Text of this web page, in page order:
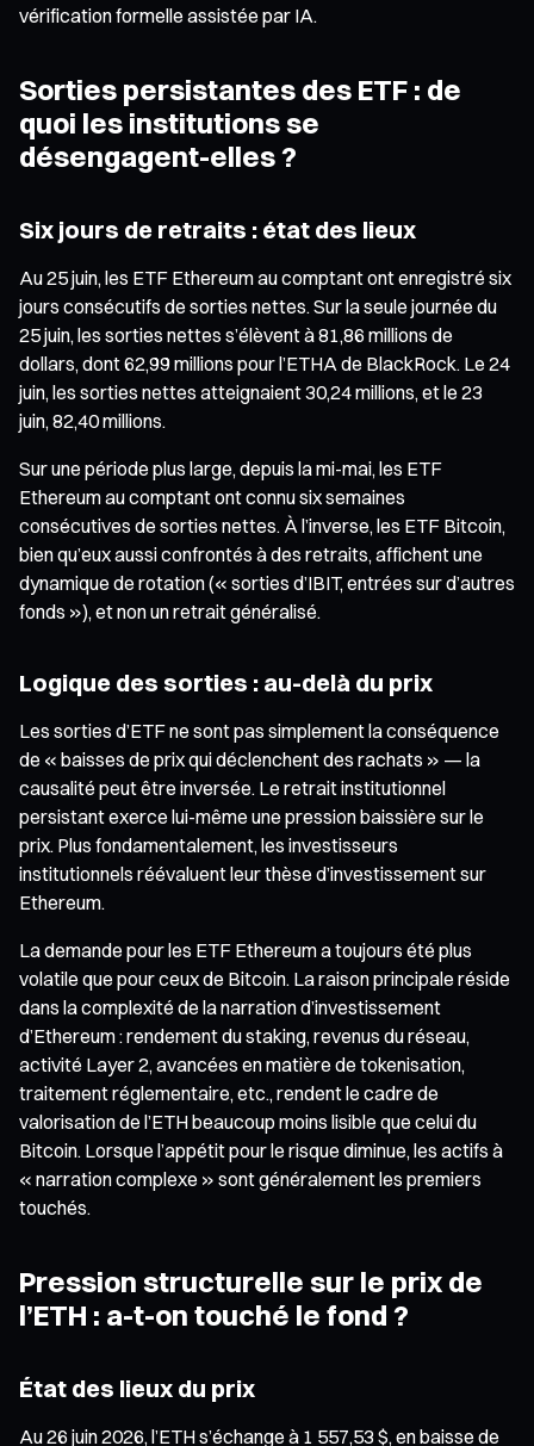
vérification formelle assistée par IA.
Sorties persistantes des ETF : de
quoi les institutions se
désengagent-elles ?
Six jours de retraits : état des lieux
Au 25 juin, les ETF Ethereum au comptant ont enregistré six
jours consécutifs de sorties nettes. Sur la seule journée du
25 juin, les sorties nettes s’élèvent à 81,86 millions de
dollars, dont 62,99 millions pour l’ETHA de BlackRock. Le 24
juin, les sorties nettes atteignaient 30,24 millions, et le 23
juin, 82,40 millions.
Sur une période plus large, depuis la mi-mai, les ETF
Ethereum au comptant ont connu six semaines
consécutives de sorties nettes. À l’inverse, les ETF Bitcoin,
bien qu’eux aussi confrontés à des retraits, affichent une
dynamique de rotation (« sorties d’IBIT, entrées sur d’autres
fonds »), et non un retrait généralisé.
Logique des sorties : au-delà du prix
Les sorties d’ETF ne sont pas simplement la conséquence
de « baisses de prix qui déclenchent des rachats » — la
causalité peut être inversée. Le retrait institutionnel
persistant exerce lui-même une pression baissière sur le
prix. Plus fondamentalement, les investisseurs
institutionnels réévaluent leur thèse d’investissement sur
Ethereum.
La demande pour les ETF Ethereum a toujours été plus
volatile que pour ceux de Bitcoin. La raison principale réside
dans la complexité de la narration d’investissement
d’Ethereum : rendement du staking, revenus du réseau,
activité Layer 2, avancées en matière de tokenisation,
traitement réglementaire, etc., rendent le cadre de
valorisation de l’ETH beaucoup moins lisible que celui du
Bitcoin. Lorsque l’appétit pour le risque diminue, les actifs à
« narration complexe » sont généralement les premiers
touchés.
Pression structurelle sur le prix de
l’ETH : a-t-on touché le fond ?
État des lieux du prix
Au 26 juin 2026, l’ETH s’échange à 1 557,53 $, en baisse de